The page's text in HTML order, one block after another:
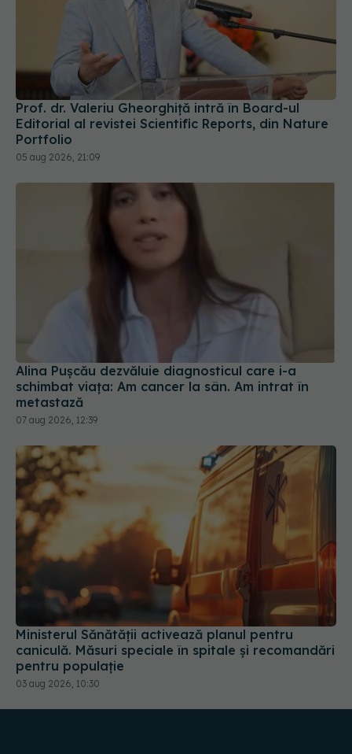
Prof. dr. Valeriu Gheorghiță intră în Board-ul
Editorial al revistei Scientific Reports, din Nature
Portfolio
05 aug 2026, 21:09
Alina Pușcău dezvăluie diagnosticul care i-a
schimbat viața: Am cancer la sân. Am intrat în
Ministerul Sănătății activează planul pentru
caniculă. Măsuri speciale în spitale și recomandări
pentru populație
03 aug 2026, 10:30